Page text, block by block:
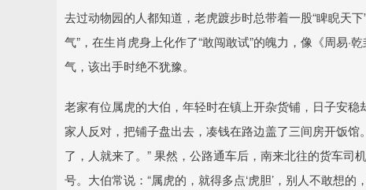
去过动物园的人都知道，老虎踱步时总带着一股“睥睨天
气”，在生肖虎身上化作了“敢闯敢试”的魄力，像《周易·
气，该出手时绝不犹豫。
老家有位属虎的大伯，年轻时在镇上开杂货铺，日子安
家人反对，把铺子盘出去，凑钱在路边盖了三间房开饭馆
了，人就来了。” 果然，公路通车后，南来北往的货车司
号。大伯常说：“属虎的，就得多点‘虎胆’，别人不敢想